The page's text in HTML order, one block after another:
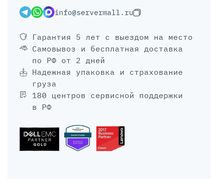
info@servermall.ru
Гарантия 5 лет с выездом на место
Самовывоз и бесплатная доставка
по РФ от 2 дней
Надежная упаковка и страхование
груза
180 центров сервисной поддержки
в РФ